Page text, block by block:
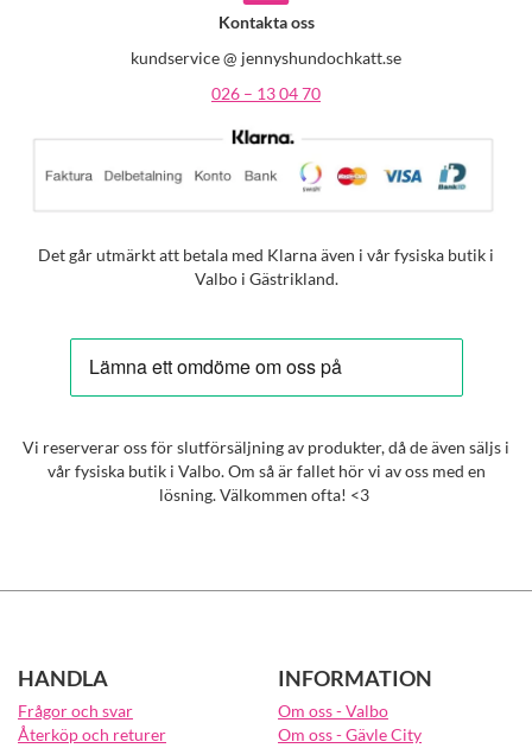
Kontakta oss
kundservice @ jennyshundochkatt.se
026 – 13 04 70
Det går utmärkt att betala med Klarna även i vår fysiska butik i
Valbo i Gästrikland.
Vi reserverar oss för slutförsäljning av produkter, då de även säljs i
vår fysiska butik i Valbo. Om så är fallet hör vi av oss med en
lösning. Välkommen ofta! <3
HANDLA
Frågor och svar
Återköp och returer
INFORMATION
Om oss - Valbo
Om oss - Gävle City